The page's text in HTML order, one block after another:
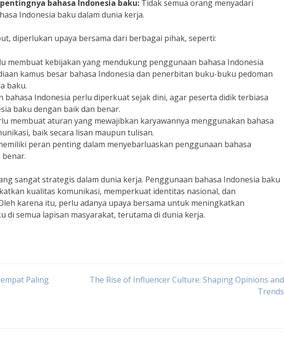
bahasa Indonesia baku: Tidak semua orang menyadari
Indonesia baku dalam dunia kerja.
diperlukan upaya bersama dari berbagai pihak, seperti:
membuat kebijakan yang mendukung penggunaan bahasa Indonesia
kamus besar bahasa Indonesia dan penerbitan buku-buku pedoman
baku.
bahasa Indonesia perlu diperkuat sejak dini, agar peserta didik terbiasa
baku dengan baik dan benar.
membuat aturan yang mewajibkan karyawannya menggunakan bahasa
baik secara lisan maupun tulisan.
peran penting dalam menyebarluaskan penggunaan bahasa
sangat strategis dalam dunia kerja. Penggunaan bahasa Indonesia baku
kualitas komunikasi, memperkuat identitas nasional, dan
karena itu, perlu adanya upaya bersama untuk meningkatkan
di semua lapisan masyarakat, terutama di dunia kerja.
Paling
The Rise of Influencer Culture: Shaping Opinions and
Trends